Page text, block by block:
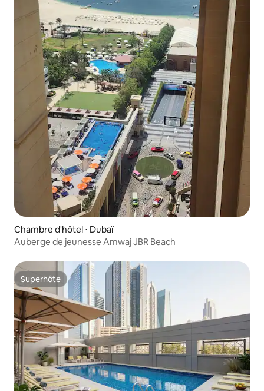
Chambre d'hôtel ⋅ Dubaï
Auberge de jeunesse Amwaj JBR Beach
Superhôte
Superhôte